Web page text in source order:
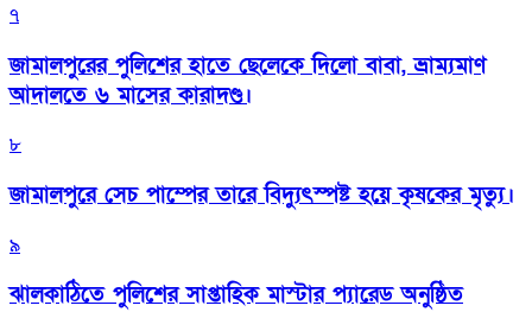
৭
জামালপুরের পুলিশের হাতে ছেলেকে দিলো বাবা, ভ্রাম্যমাণ
আদালতে ৬ মাসের কারাদণ্ড।
৮
জামালপুরে সেচ পাম্পের তারে বিদ্যুৎস্পষ্ট হয়ে কৃষকের মৃত্যু।
৯
‎ঝালকাঠিতে পুলিশের সাপ্তাহিক মাস্টার প্যারেড অনুষ্ঠিত